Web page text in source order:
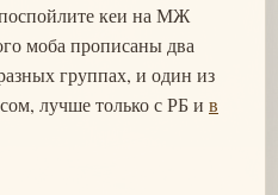
кеи на МЖ
моба прописаны два
группах, и один из
лучше только с РБ и в